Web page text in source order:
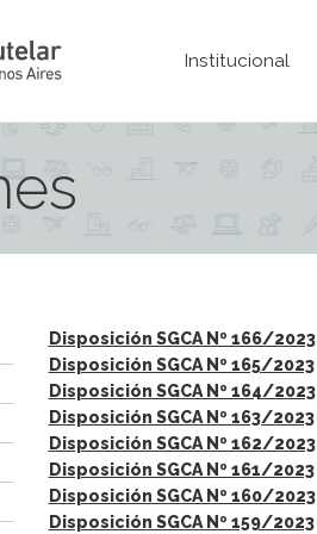
Institucional
Disposición SGCA Nº 166/2023
Disposición SGCA Nº 165/2023
Disposición SGCA Nº 164/2023
Disposición SGCA Nº 163/2023
Disposición SGCA Nº 162/2023
Disposición SGCA Nº 161/2023
Disposición SGCA Nº 160/2023
Disposición SGCA Nº 159/2023